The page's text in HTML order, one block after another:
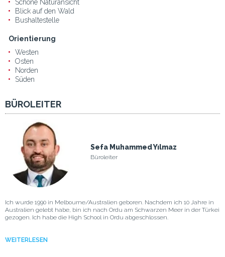
Schöne Naturansicht
Blick auf den Wald
Bushaltestelle
Orientierung
Westen
Osten
Norden
Süden
BÜROLEITER
Sefa Muhammed Yılmaz
Büroleiter
Ich wurde 1990 in Melbourne/Australien geboren. Nachdem ich 10 Jahre in
Australien gelebt habe, bin ich nach Ordu am Schwarzen Meer in der Türkei
gezogen. Ich habe die High School in Ordu abgeschlossen.
WEITERLESEN